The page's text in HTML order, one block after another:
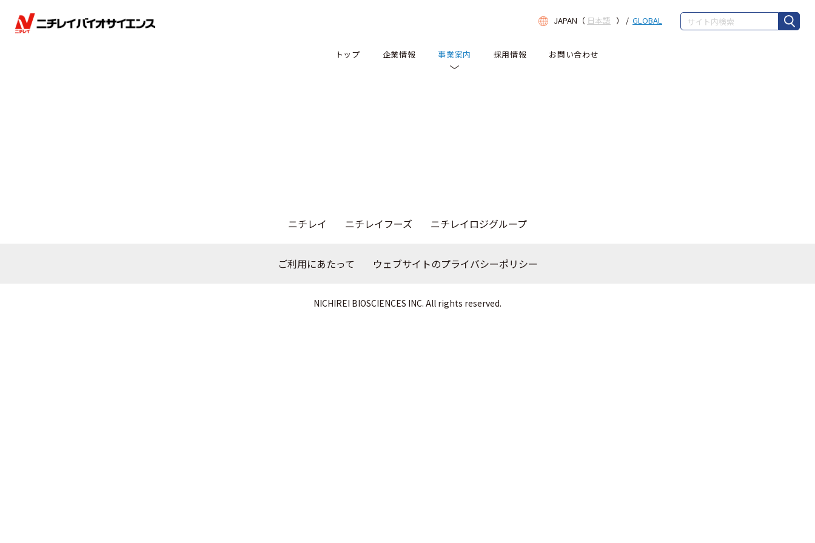
JAPAN（ 日本語 ） / GLOBAL
トップ 企業情報 事業案内 採用情報 お問い合わせ
■分子診断薬事業 ■企業情報
ニチレイ ニチレイフーズ ニチレイロジグループ
ご利用にあたって ウェブサイトのプライバシーポリシー
NICHIREI BIOSCIENCES INC. All rights reserved.